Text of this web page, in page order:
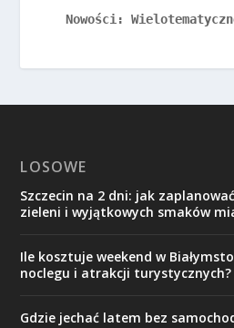
Nowości:
LOSOWE
Szczecin na 2 dni: jak
zieleni i wyjątkowych smaków
Ile kosztuje weekend w
noclegu i atrakcji turystycznych?
Gdzie jechać latem bez